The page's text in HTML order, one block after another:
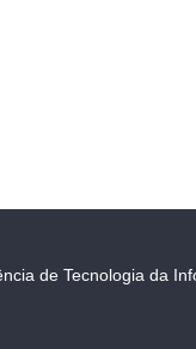
de Tecnologia da